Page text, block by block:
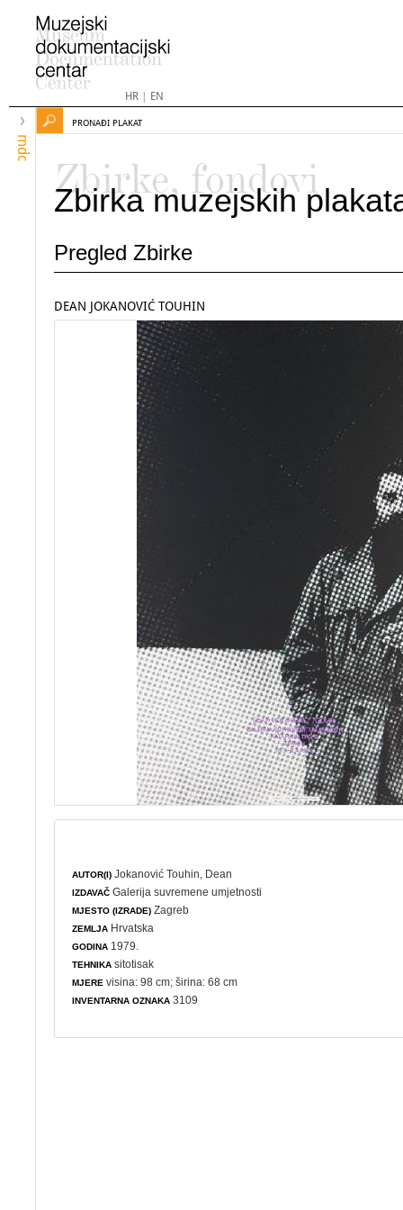
HR| EN
mdc
PRONAĐI PLAKAT
Zbirke, fondovi
Zbirka muzejskih
Pregled Zbirke
DEAN JOKANOVIĆ TOUHIN
AUTOR(I) Jokanović Touhin, Dean
IZDAVAČ Galerija suvremene umjetnosti
MJESTO (IZRADE) Zagreb
ZEMLJA Hrvatska
GODINA 1979.
TEHNIKA sitotisak
MJERE visina: 98 cm; širina: 68 cm
INVENTARNA OZNAKA 3109